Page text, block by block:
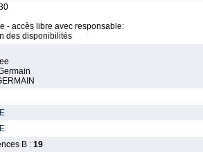
- accès libre avec responsable:
des disponibilités
B : 19